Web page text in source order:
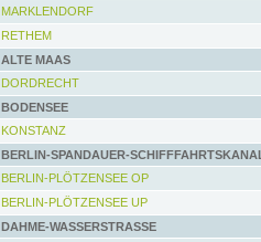
MARKLENDORF
RETHEM
ALTE MAAS
DORDRECHT
BODENSEE
KONSTANZ
BERLIN-SPANDAUER-
BERLIN-PLÖTZENSEE OP
BERLIN-PLÖTZENSEE UP
DAHME-WASSERSTRASSE